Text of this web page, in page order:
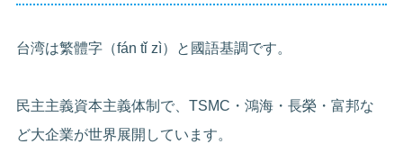
台湾は繁體字（fán tǐ zì）と國語基調です。
民主主義資本主義体制で、TSMC・鴻海・長榮・富邦な
ど大企業が世界展開しています。